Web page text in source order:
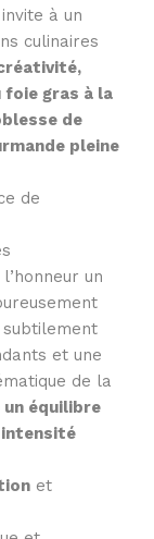
à un
culinaires
gras à la
de
pleine
de
un
et une
de la
équilibre
et